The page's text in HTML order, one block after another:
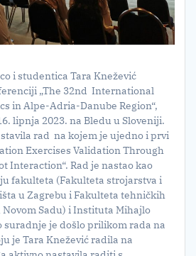
i studentica Tara Knežević
„The 32nd International
in Alpe-Adria-Danube Region“,
lipnja 2023. na Bledu u Sloveniji.
rad na kojem je ujedno i prvi
Exercises Validation Through
Interaction“. Rad je nastao kao
fakulteta (Fakulteta strojarstva i
u Zagrebu i Fakulteta tehničkih
Sadu) i Instituta Mihajlo
suradnje je došlo prilikom rada na
je Tara Knežević radila na